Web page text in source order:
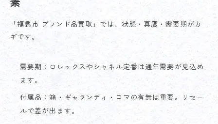
「福島市 ブランド品買取」では、状態・真贋・需要期がカ
ギです。
需要期：ロレックスやシャネル定番は通年需要が見込め
ます。
付属品：箱・ギャランティ・コマの有無は重要。リセー
ルで差が出ます。